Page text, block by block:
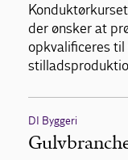
der ønsker at
opkvalificeres
DI Byggeri